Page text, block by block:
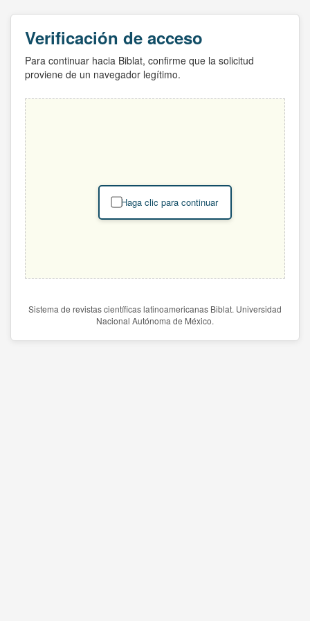
Verificación de acceso
Para continuar hacia Biblat, confirme que la solicitud
proviene de un navegador legítimo.
Haga clic para continuar
Sistema de revistas científicas latinoamericanas Biblat. Universidad
Nacional Autónoma de México.